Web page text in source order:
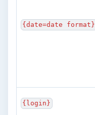
{date=date format}
{login}